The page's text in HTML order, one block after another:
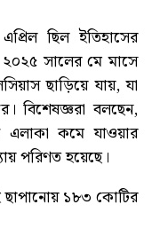
ছিল ইতিহাসের
সালের মে মাসে
ছাড়িয়ে যায়, যা
বিশেষজ্ঞরা বলছেন,
কমে যাওয়ার
পরিণত হয়েছে।
ছাপানোয় ১৮৩ কোটির